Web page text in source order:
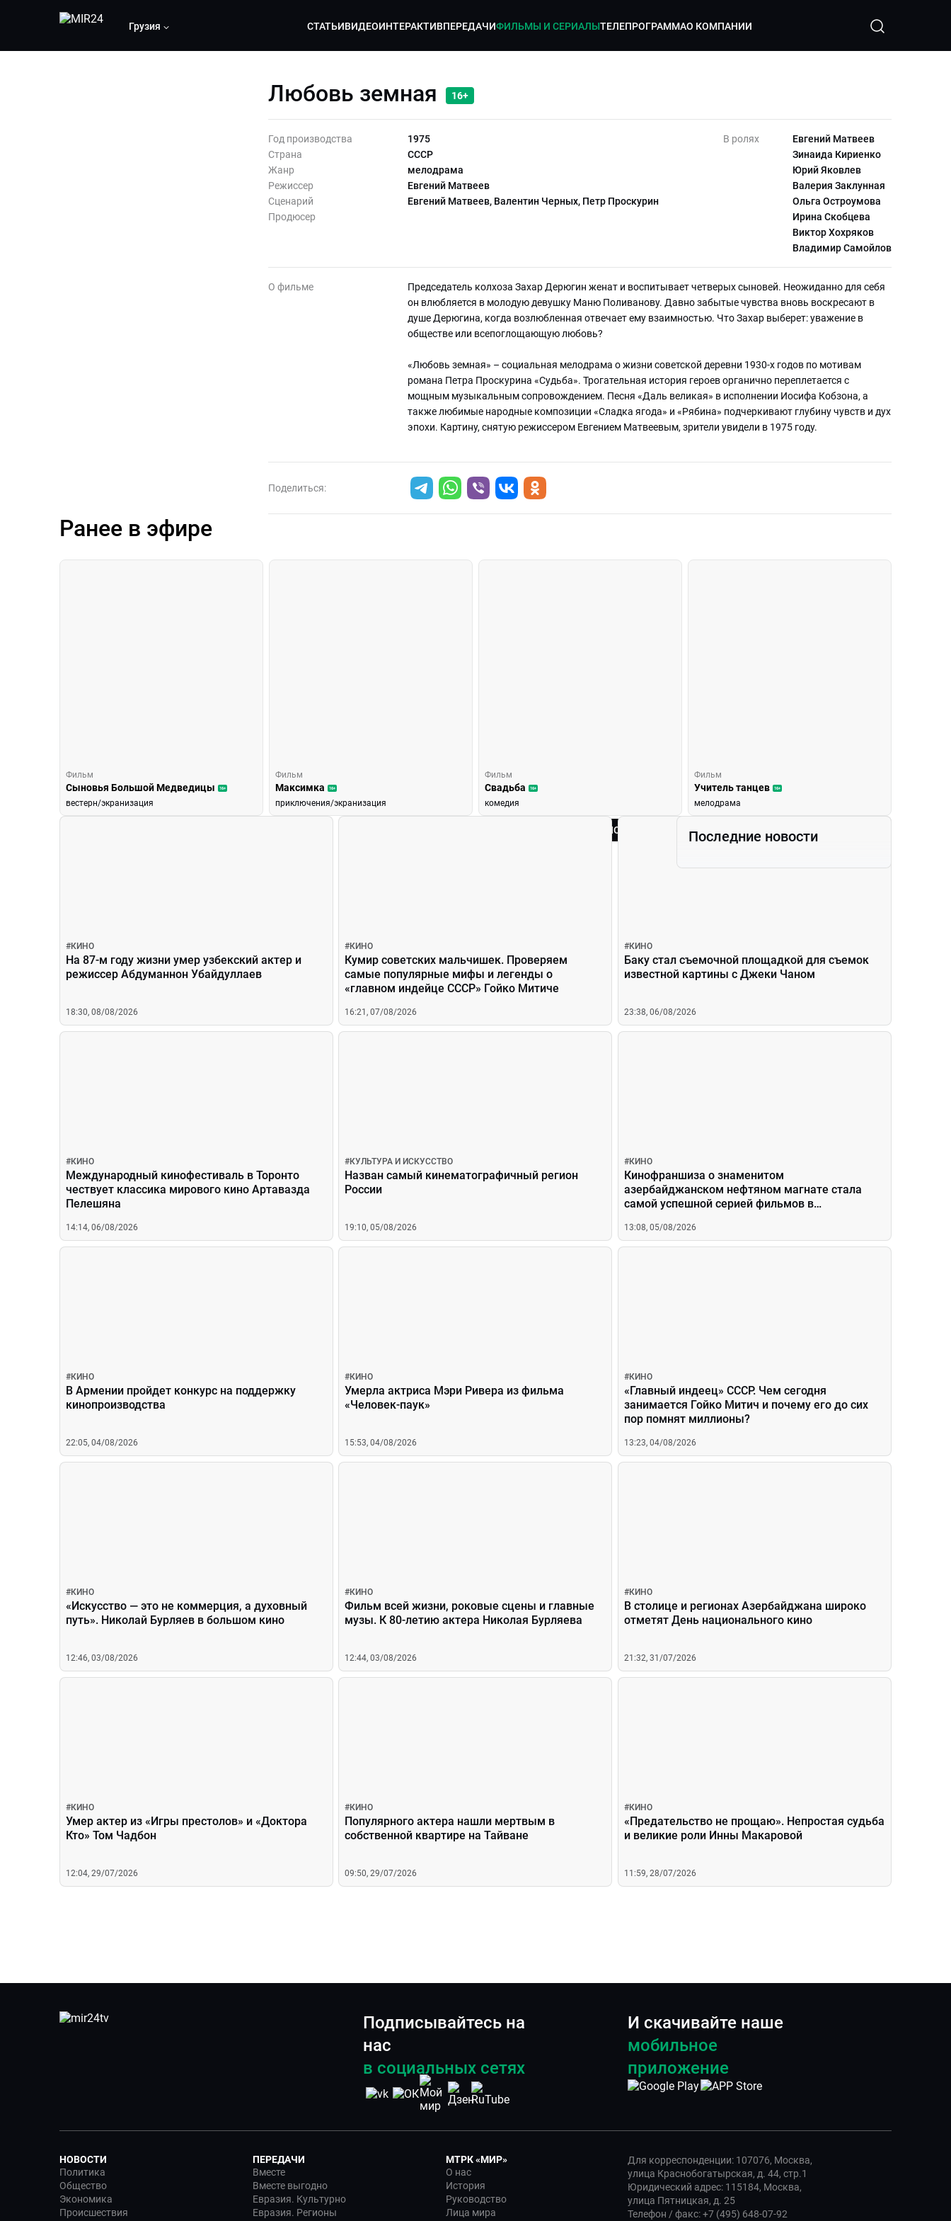
Грузия СТАТЬИВИДЕОИНТЕРАКТИВПЕРЕДАЧИФИЛЬМЫ И СЕРИАЛЫТЕЛЕПРОГРАММАО КОМПАНИИ
Любовь земная 16+
Год производства
1975
Страна
СССР
Жанр
мелодрама
Режиссер
Евгений Матвеев
Сценарий
Евгений Матвеев, Валентин Черных, Петр Проскурин
Продюсер
В ролях
Евгений Матвеев
Зинаида Кириенко
Юрий Яковлев
Валерия Заклунная
Ольга Остроумова
Ирина Скобцева
Виктор Хохряков
Владимир Самойлов
О фильме
Председатель колхоза Захар Дерюгин женат и воспитывает четверых сыновей. Неожиданно для себя
он влюбляется в молодую девушку Маню Поливанову. Давно забытые чувства вновь воскресают в
душе Дерюгина, когда возлюбленная отвечает ему взаимностью. Что Захар выберет: уважение в
обществе или всепоглощающую любовь?
«Любовь земная» – социальная мелодрама о жизни советской деревни 1930-х годов по мотивам
романа Петра Проскурина «Судьба». Трогательная история героев органично переплетается с
мощным музыкальным сопровождением. Песня «Даль великая» в исполнении Иосифа Кобзона, а
также любимые народные композиции «Сладка ягода» и «Рябина» подчеркивают глубину чувств и дух
эпохи. Картину, снятую режиссером Евгением Матвеевым, зрители увидели в 1975 году.
Поделиться:
Ранее в эфире
Фильм
Сыновья Большой Медведицы 16+
вестерн/экранизация
Фильм
Максимка 16+
приключения/экранизация
Фильм
Свадьба 16+
комедия
Фильм
Учитель танцев 16+
мелодрама
ВСЕ НОВОСТИ
#КИНО
На 87-м году жизни умер узбекский актер и
режиссер Абдуманнон Убайдуллаев
18:30, 08/08/2026
#КИНО
Кумир советских мальчишек. Проверяем
самые популярные мифы и легенды о
«главном индейце СССР» Гойко Митиче
16:21, 07/08/2026
#КИНО
Баку стал съемочной площадкой для съемок
известной картины с Джеки Чаном
23:38, 06/08/2026
#КИНО
Международный кинофестиваль в Торонто
чествует классика мирового кино Артавазда
Пелешяна
14:14, 06/08/2026
#КУЛЬТУРА И ИСКУССТВО
Назван самый кинематографичный регион
России
19:10, 05/08/2026
#КИНО
Кинофраншиза о знаменитом
азербайджанском нефтяном магнате стала
самой успешной серией фильмов в
13:08, 05/08/2026
#КИНО
В Армении пройдет конкурс на поддержку
кинопроизводства
22:05, 04/08/2026
#КИНО
Умерла актриса Мэри Ривера из фильма
«Человек-паук»
15:53, 04/08/2026
#КИНО
«Главный индеец» СССР. Чем сегодня
занимается Гойко Митич и почему его до сих
пор помнят миллионы?
13:23, 04/08/2026
#КИНО
«Искусство — это не коммерция, а духовный
путь». Николай Бурляев в большом кино
12:46, 03/08/2026
#КИНО
Фильм всей жизни, роковые сцены и главные
музы. К 80-летию актера Николая Бурляева
12:44, 03/08/2026
#КИНО
В столице и регионах Азербайджана широко
отметят День национального кино
21:32, 31/07/2026
#КИНО
Умер актер из «Игры престолов» и «Доктора
Кто» Том Чадбон
12:04, 29/07/2026
#КИНО
Популярного актера нашли мертвым в
собственной квартире на Тайване
09:50, 29/07/2026
#КИНО
«Предательство не прощаю». Непростая судьба
и великие роли Инны Макаровой
11:59, 28/07/2026
Последние новости
Подписывайтесь на
нас
в социальных сетях
И скачивайте наше
мобильное
приложение
НОВОСТИ
Политика
Общество
Экономика
Происшествия
ПЕРЕДАЧИ
Вместе
Вместе выгодно
Евразия. Культурно
Евразия. Регионы
МТРК «МИР»
О нас
История
Руководство
Лица мира
Для корреспонденции: 107076, Москва,
улица Краснобогатырская, д. 44, стр.1
Юридический адрес: 115184, Москва,
улица Пятницкая, д. 25
Телефон / факс: +7 (495) 648-07-92